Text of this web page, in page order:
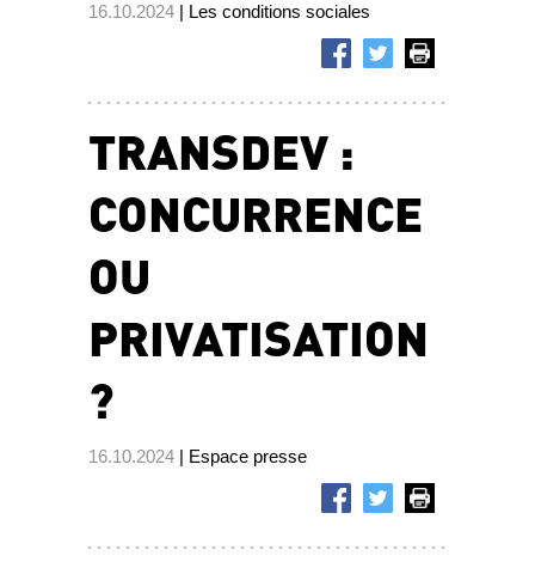
16.10.2024 | Les conditions sociales
TRANSDEV :
CONCURRENCE
OU
PRIVATISATION
?
16.10.2024 | Espace presse